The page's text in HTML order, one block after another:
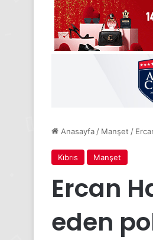
Anasayfa / Manşet /
Kıbrıs Manşet
Ercan
eden